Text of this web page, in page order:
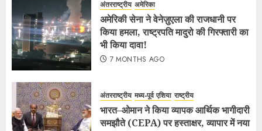
अंतरराष्ट्रीय अमेरिका
अमेरिकी सेना ने वेनेज़ुएला की राजधानी पर
किया हमला, राष्ट्रपति मादुरो की गिरफ्तारी का
भी किया दावा!
7 MONTHS AGO
अंतरराष्ट्रीय मध्य-पूर्व एशिया राष्ट्रीय
भारत–ओमान ने किया व्यापक आर्थिक भागीदारी
समझौते (CEPA) पर हस्ताक्षर, व्यापार में नया